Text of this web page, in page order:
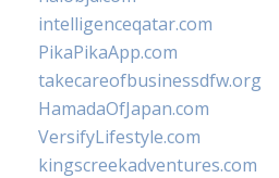
intelligenceqatar.com
PikaPikaApp.com
takecareofbusinessdfw.org
HamadaOfJapan.com
VersifyLifestyle.com
kingscreekadventures.com